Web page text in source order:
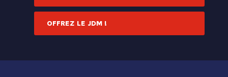
OFFREZ LE JDM !